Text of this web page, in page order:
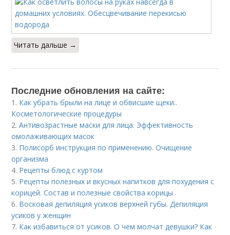
Читать дальше →
Последние обновления на сайте:
1. Как убрать брыли на лице и обвисшие щеки..
Косметологические процедуры
2.Антивозрастные маски для лица. Эффективность
омолаживающих масок
3. Полисорб инструкция по применению. Очищение
организма
4. Рецепты блюд с куртом
5. Рецепты полезных и вкусных напитков для похудения с
корицей. Состав и полезные свойства корицы
6. Восковая депиляция усиков верхней губы. Депиляция
усиков у женщин
7. Как избавиться от усиков. О чем молчат девушки? Как